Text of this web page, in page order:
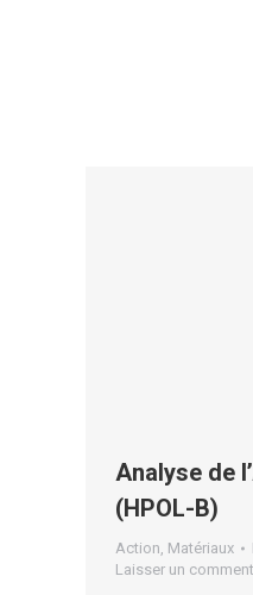
Analyse de
(HPOL-B)
Action, Matériaux
Laisser un